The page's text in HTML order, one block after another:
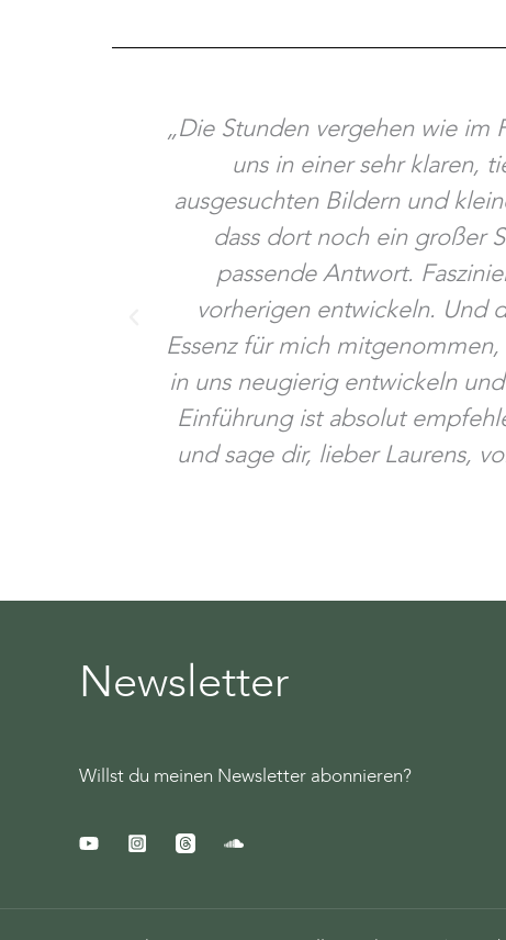
„Die Stunden vergehen wie im
uns in einer sehr klaren,
ausgesuchten Bildern und
dass dort noch ein großer
passende Antwort.
vorherigen entwickeln. Und
Essenz für mich
in uns neugierig entwickeln
Einführung ist absolut
und sage dir, lieber Laurens,
Newsletter
Willst du meinen Newsletter abonnieren?